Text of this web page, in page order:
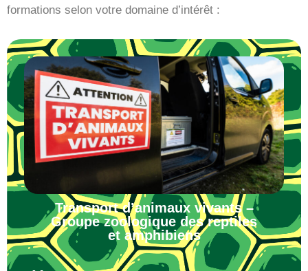
formations selon votre domaine d’intérêt :
Transport d’animaux vivants –
Groupe zoologique des reptiles
et amphibiens